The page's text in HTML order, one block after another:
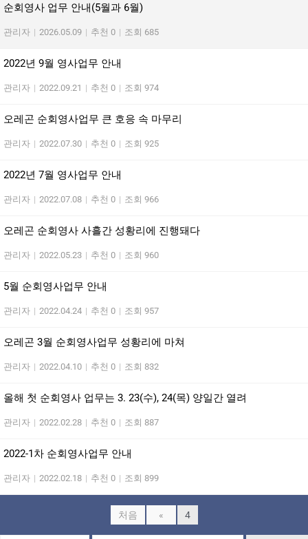
순회영사 업무 안내(5월과 6월)
관리자 | 2026.05.09 | 추천 0 | 조회 685
2022년 9월 영사업무 안내
관리자 | 2022.09.21 | 추천 0 | 조회 974
오레곤 순회영사업무 큰 호응 속 마무리
관리자 | 2022.07.30 | 추천 0 | 조회 925
2022년 7월 영사업무 안내
관리자 | 2022.07.08 | 추천 0 | 조회 966
오레곤 순회영사 사흘간 성황리에 진행돼다
관리자 | 2022.05.23 | 추천 0 | 조회 960
5월 순회영사업무 안내
관리자 | 2022.04.24 | 추천 0 | 조회 957
오레곤 3월 순회영사업무 성황리에 마쳐
관리자 | 2022.04.10 | 추천 0 | 조회 832
올해 첫 순회영사 업무는 3. 23(수), 24(목) 양일간 열려
관리자 | 2022.02.28 | 추천 0 | 조회 887
2022-1차 순회영사업무 안내
관리자 | 2022.02.18 | 추천 0 | 조회 899
처음 « 4